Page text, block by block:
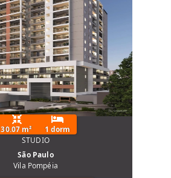
30.07 m²
1 dorm
STUDIO
São Paulo
Vila Pompéia